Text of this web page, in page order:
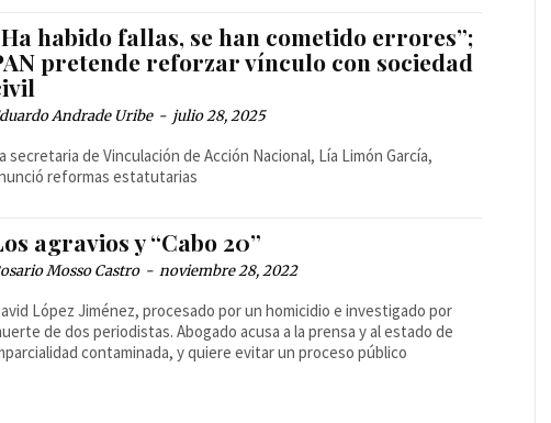
habido fallas, se han cometido errores”;
pretende reforzar vínculo con sociedad
Andrade Uribe - julio 28, 2025
secretaria de Vinculación de Acción Nacional, Lía Limón García,
reformas estatutarias
agravios y “Cabo 20”
Mosso Castro - noviembre 28, 2022
López Jiménez, procesado por un homicidio e investigado por
de dos periodistas. Abogado acusa a la prensa y al estado de
contaminada, y quiere evitar un proceso público